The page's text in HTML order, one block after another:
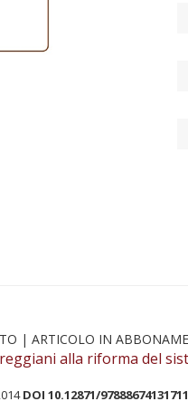
| ARTICOLO IN
alla riforma del
DOI 10.12871/97888674131711